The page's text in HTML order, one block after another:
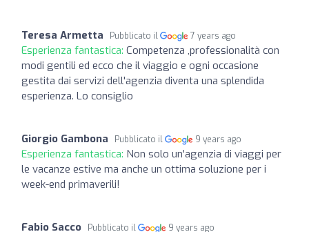
Teresa Armetta Pubblicato il 7 years ago
Esperienza fantastica: Competenza ,professionalità con
modi gentili ed ecco che il viaggio e ogni occasione
gestita dai servizi dell'agenzia diventa una splendida
esperienza. Lo consiglio
Giorgio Gambona Pubblicato il 9 years ago
Esperienza fantastica: Non solo un'agenzia di viaggi per
le vacanze estive ma anche un ottima soluzione per i
week-end primaverili!
Fabio Sacco Pubblicato il 9 years ago